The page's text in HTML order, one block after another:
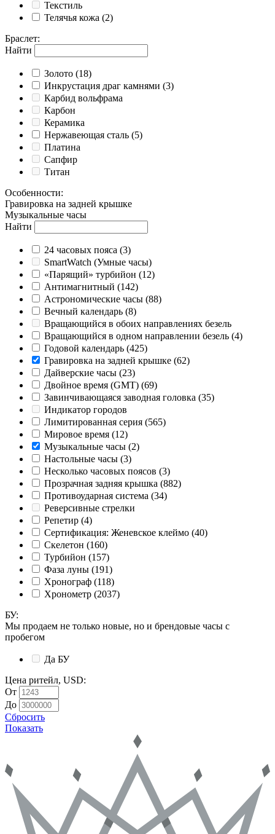
Текстиль
Телячья кожа (2)
Браслет:
Найти
Золото (18)
Инкрустация драг камнями (3)
Карбид вольфрама
Карбон
Керамика
Нержавеющая сталь (5)
Платина
Сапфир
Титан
Особенности:
Гравировка на задней крышке
Музыкальные часы
Найти
24 часовых пояса (3)
SmartWatch (Умные часы)
«Парящий» турбийон (12)
Антимагнитный (142)
Астрономические часы (88)
Вечный календарь (8)
Вращающийся в обоих направлениях безель
Вращающийся в одном направлении безель (4)
Годовой календарь (425)
Гравировка на задней крышке (62)
Дайверские часы (23)
Двойное время (GMT) (69)
Завинчивающаяся заводная головка (35)
Индикатор городов
Лимитированная серия (565)
Мировое время (12)
Музыкальные часы (2)
Настольные часы (3)
Несколько часовых поясов (3)
Прозрачная задняя крышка (882)
Противоударная система (34)
Реверсивные стрелки
Репетир (4)
Сертификация: Женевское клеймо (40)
Скелетон (160)
Турбийон (157)
Фаза луны (191)
Хронограф (118)
Хронометр (2037)
БУ:
Мы продаем не только новые, но и брендовые часы с
пробегом
Да БУ
Цена ритейл, USD:
От
До
Сбросить
Показать